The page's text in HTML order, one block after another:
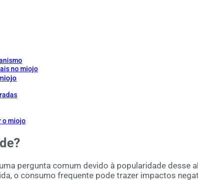
no miojo
o miojo
pergunta comum devido à popularidade desse
o consumo frequente pode trazer impactos